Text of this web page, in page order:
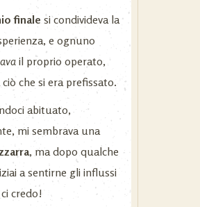
finale si condivideva la
e ognuno
il proprio operato,
che si era prefissato.
abituato,
mi sembrava una
, ma dopo qualche
a sentirne gli influssi
credo!